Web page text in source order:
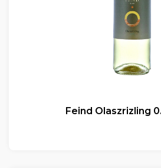
Feind Olaszrizling